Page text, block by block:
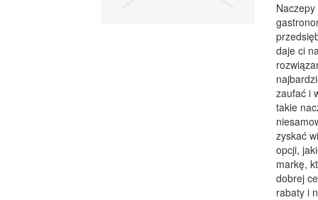
daje ci
zaufać i
takie
zyskać
opcji,
markę,
dobrej
rabaty i